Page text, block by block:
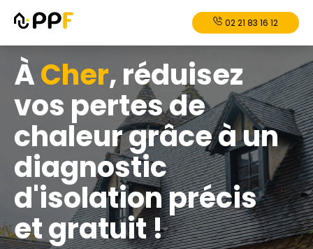
02 21 83 16 12
ÀCher, réduisez
vos pertes de
chaleur grâce à un
diagnostic
d'isolation précis
et gratuit !